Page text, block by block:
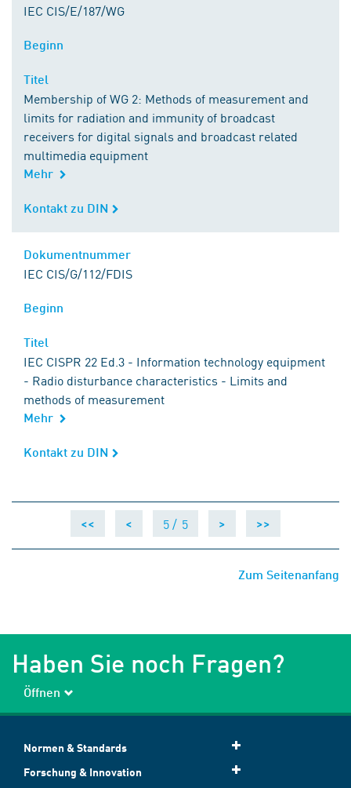
IEC CIS/E/187/WG
Beginn
Titel
Membership of WG 2: Methods of measurement and
limits for radiation and immunity of broadcast
receivers for digital signals and broadcast related
multimedia equipment
Mehr
Kontakt zu DIN
Kontakt zu DIN
Dokumentnummer
IEC CIS/G/112/FDIS
Beginn
Titel
IEC CISPR 22 Ed.3 - Information technology equipment
- Radio disturbance characteristics - Limits and
methods of measurement
Mehr
Kontakt zu DIN
Kontakt zu DIN
<< < 5 / 5 > >>
Zum Seitenanfang
Haben Sie noch Fragen?
Öffnen
Normen & Standards
Forschung & Innovation